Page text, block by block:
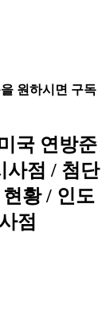
원하시면 구독
국 연방준
사점 / 첨단
황 / 인도
점